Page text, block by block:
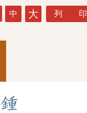
中 大 列 印
鍾